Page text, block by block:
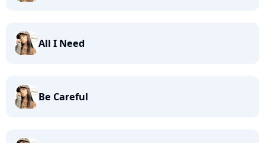
All I Need
Be Careful